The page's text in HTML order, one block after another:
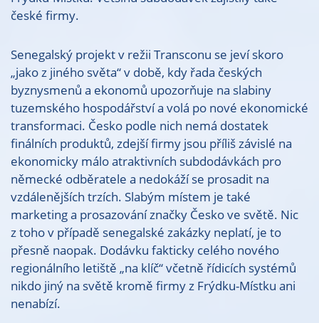
české firmy.
Senegalský projekt v režii Transconu se jeví skoro
„jako z jiného světa“ v době, kdy řada českých
byznysmenů a ekonomů upozorňuje na slabiny
tuzemského hospodářství a volá po nové ekonomické
transformaci. Česko podle nich nemá dostatek
finálních produktů, zdejší firmy jsou příliš závislé na
ekonomicky málo atraktivních subdodávkách pro
německé odběratele a nedokáží se prosadit na
vzdálenějších trzích. Slabým místem je také
marketing a prosazování značky Česko ve světě. Nic
z toho v případě senegalské zakázky neplatí, je to
přesně naopak. Dodávku fakticky celého nového
regionálního letiště „na klíč“ včetně řídicích systémů
nikdo jiný na světě kromě firmy z Frýdku-Místku ani
nenabízí.